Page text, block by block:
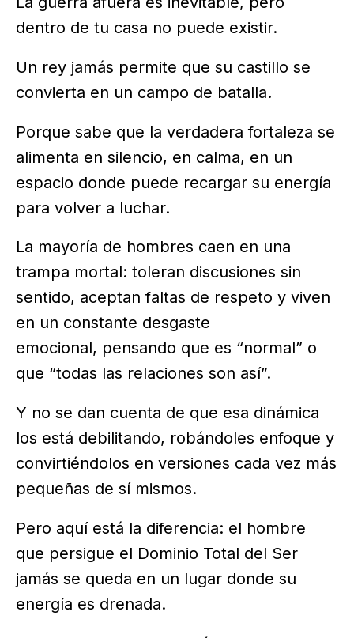
dentro de tu casa no puede existir.
Un rey jamás permite que su castillo se
convierta en un campo de batalla.
Porque sabe que la verdadera fortaleza se
alimenta en silencio, en calma, en un
espacio donde puede recargar su energía
para volver a luchar.
La mayoría de hombres caen en una
trampa mortal: toleran discusiones sin
sentido, aceptan faltas de respeto y viven
en un constante desgaste
emocional, pensando que es “normal” o
que “todas las relaciones son así”.
Y no se dan cuenta de que esa dinámica
los está debilitando, robándoles enfoque y
convirtiéndolos en versiones cada vez más
pequeñas de sí mismos.
Pero aquí está la diferencia: el hombre
que persigue el Dominio Total del Ser
jamás se queda en un lugar donde su
energía es drenada.